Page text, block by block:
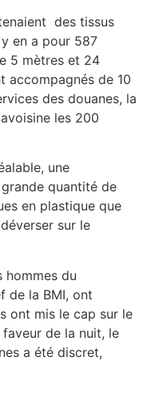
des tissus
en a pour 587
5 mètres et 24
accompagnés de 10
des douanes, la
les 200
une
quantité de
en plastique que
sur le
hommes du
de la BMI, ont
ont mis le cap sur le
faveur de la nuit, le
a été discret,